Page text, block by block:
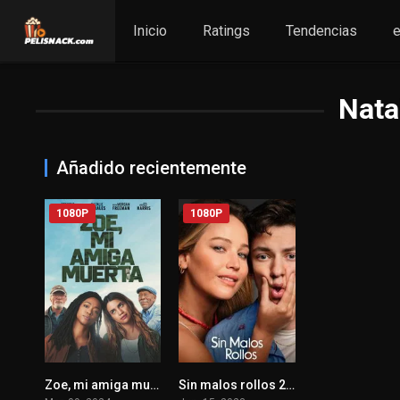
Inicio Ratings Tendencias
Añadido recientemente
6.5
1080P
Zoe, mi amiga muerta 2024 6.6
1080P
Sin malos rollos 2023